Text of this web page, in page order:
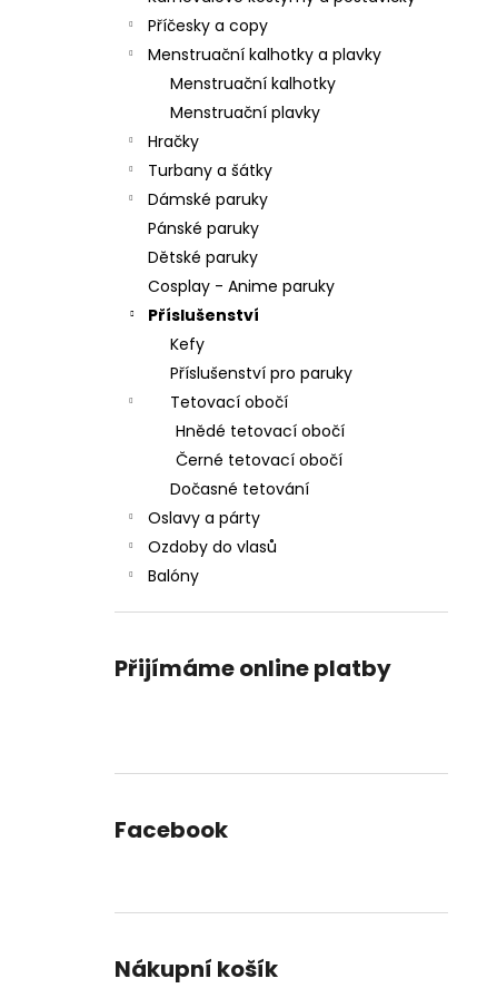
Příčesky a copy
Menstruační kalhotky a plavky
Menstruační kalhotky
Menstruační plavky
Hračky
Turbany a šátky
Dámské paruky
Pánské paruky
Dětské paruky
Cosplay - Anime paruky
Příslušenství
Kefy
Příslušenství pro paruky
Tetovací obočí
Hnědé tetovací obočí
Černé tetovací obočí
Dočasné tetování
Oslavy a párty
Ozdoby do vlasů
Balóny
Přijímáme online platby
Facebook
Nákupní košík